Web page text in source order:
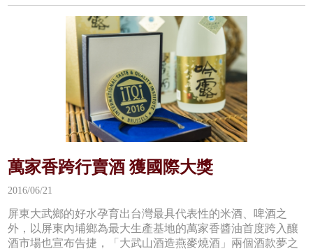
萬家香跨行賣酒 獲國際大獎
2016/06/21
屏東大武鄉的好水孕育出台灣最具代表性的米酒、啤酒之
外，以屏東內埔鄉為最大生產基地的萬家香醬油首度跨入釀
酒市場也宣布告捷，「大武山酒造燕麥燒酒」兩個酒款夢之